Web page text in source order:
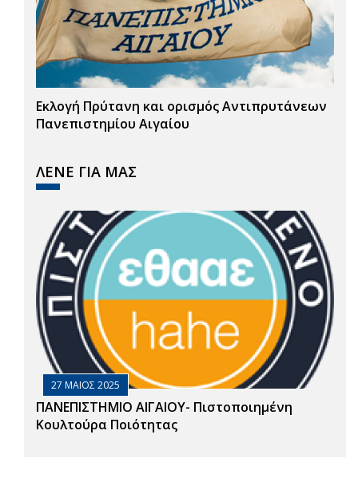
Εκλογή Πρύτανη και ορισμός Αντιπρυτάνεων
Πανεπιστημίου Αιγαίου
ΛΕΝΕ ΓΙΑ ΜΑΣ
27 ΜΑΙΟΣ 2025
ΠΑΝΕΠΙΣΤΗΜΙΟ ΑΙΓΑΙΟΥ- Πιστοποιημένη
Κουλτούρα Ποιότητας